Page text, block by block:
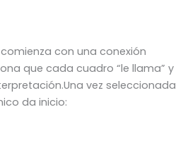
con una conexión
que cada cuadro “le llama” y
vez seleccionada
da inicio: